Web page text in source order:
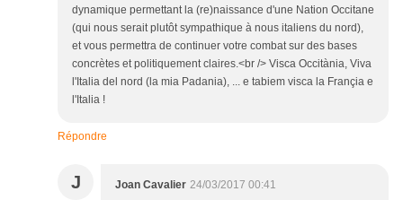
dynamique permettant la (re)naissance d'une Nation Occitane
(qui nous serait plutôt sympathique à nous italiens du nord),
et vous permettra de continuer votre combat sur des bases
concrètes et politiquement claires.<br /> Visca Occitània, Viva
l'Italia del nord (la mia Padania), ... e tabiem visca la Françia e
l'Italia !
Répondre
J Joan Cavalier 24/03/2017 00:41